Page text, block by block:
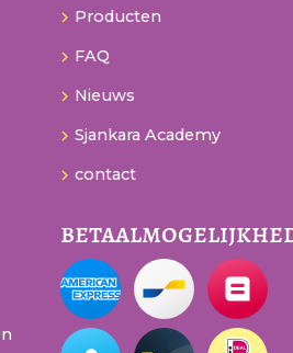
Producten
FAQ
Nieuws
Sjankara Academy
contact